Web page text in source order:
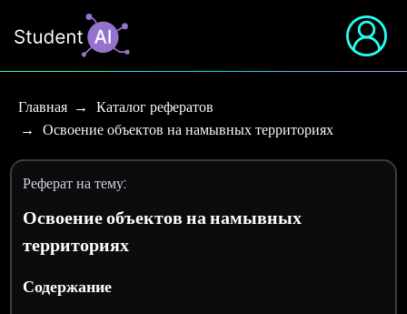
Главная
Каталог рефератов
Освоение объектов на намывных территориях
Реферат на тему:
Освоение объектов на намывных
территориях
Содержание